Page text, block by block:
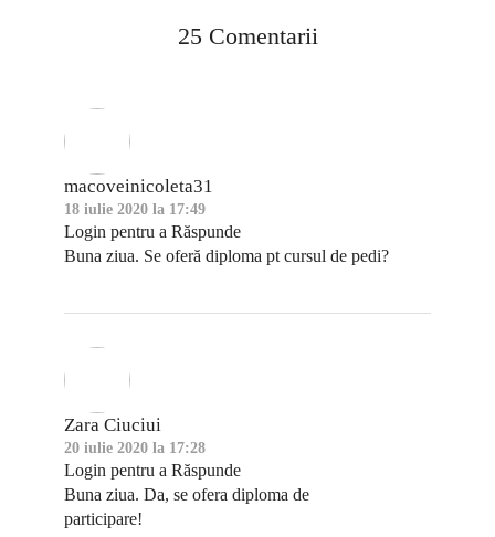
25 Comentarii
macoveinicoleta31
18 iulie 2020 la 17:49
Login pentru a Răspunde
Buna ziua. Se oferă diploma pt cursul de pedi?
Zara Ciuciui
20 iulie 2020 la 17:28
Login pentru a Răspunde
Buna ziua. Da, se ofera diploma de
participare!